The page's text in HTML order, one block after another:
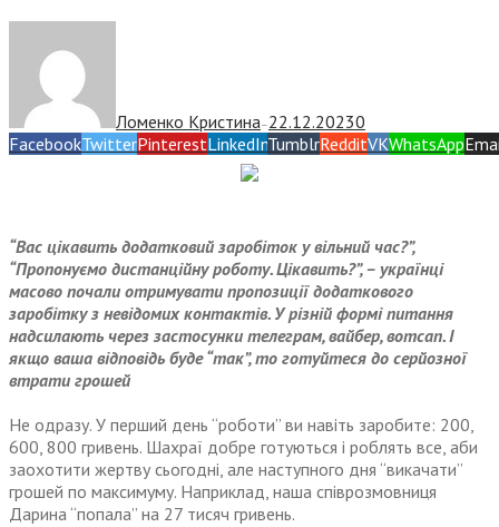
Ломенко Кристина— 22.12.20230
FacebookTwitterPinterestLinkedInTumblrRedditVKWhatsApp
“Вас цікавить додатковий заробіток у вільний час?”,
“Пропонуємо дистанційну роботу. Цікавить?”, – українці
масово почали отримувати пропозиції додаткового
заробітку з невідомих контактів. У різній формі питання
надсилають через застосунки телеграм, вайбер, вотсап. І
якщо ваша відповідь буде “так”, то готуйтеся до серйозної
втрати грошей
Не одразу. У перший день “роботи” ви навіть заробите: 200,
600, 800 гривень. Шахраї добре готуються і роблять все, аби
заохотити жертву сьогодні, але наступного дня “викачати”
грошей по максимуму. Наприклад, наша співрозмовниця
Дарина “попала” на 27 тисяч гривень.